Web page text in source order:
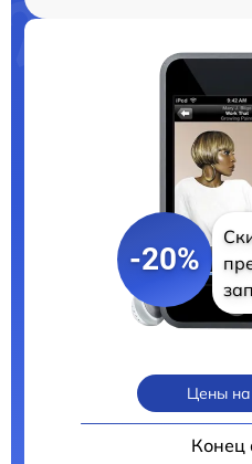
-20%
Цены
Конец